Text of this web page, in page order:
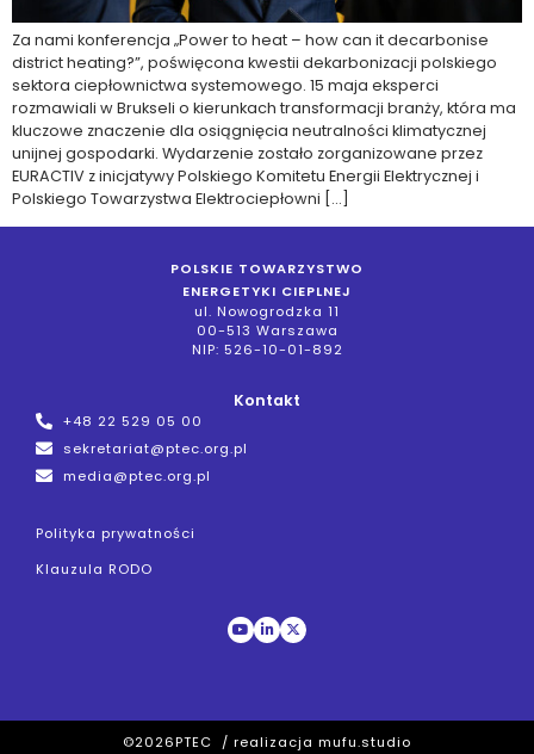
Za nami konferencja „Power to heat – how can it decarbonise
district heating?”, poświęcona kwestii dekarbonizacji polskiego
sektora ciepłownictwa systemowego. 15 maja eksperci
rozmawiali w Brukseli o kierunkach transformacji branży, która ma
kluczowe znaczenie dla osiągnięcia neutralności klimatycznej
unijnej gospodarki. Wydarzenie zostało zorganizowane przez
EURACTIV z inicjatywy Polskiego Komitetu Energii Elektrycznej i
Polskiego Towarzystwa Elektrociepłowni […]
POLSKIE TOWARZYSTWO
ENERGETYKI CIEPLNEJ
ul. Nowogrodzka 11
00-513 Warszawa
NIP: 526-10-01-892
Kontakt
+48 22 529 05 00
sekretariat@ptec.org.pl
media@ptec.org.pl
Polityka prywatności
Klauzula RODO
©2026PTEC / realizacja mufu.studio